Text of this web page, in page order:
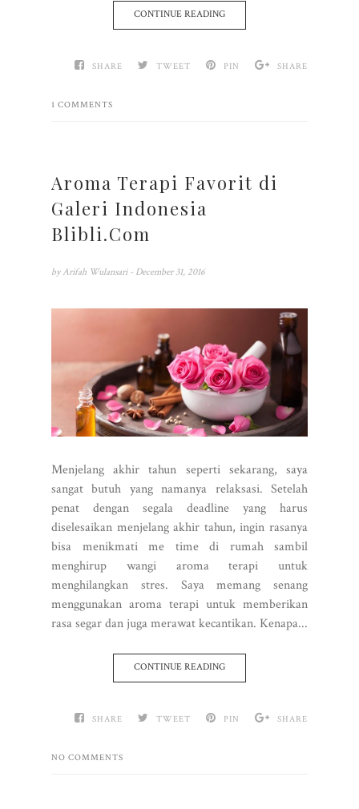
CONTINUE READING
SHARE TWEET PIN SHARE
1 COMMENTS
Aroma Terapi Favorit di
Galeri Indonesia
Blibli.Com
by Arifah Wulansari - December 31, 2016
Menjelang akhir tahun seperti sekarang, saya
sangat butuh yang namanya relaksasi. Setelah
penat dengan segala deadline yang harus
diselesaikan menjelang akhir tahun, ingin rasanya
bisa menikmati me time di rumah sambil
menghirup wangi aroma terapi untuk
menghilangkan stres. Saya memang senang
menggunakan aroma terapi untuk memberikan
rasa segar dan juga merawat kecantikan. Kenapa...
CONTINUE READING
SHARE TWEET PIN SHARE
NO COMMENTS